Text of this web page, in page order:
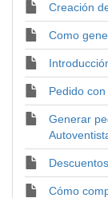
Creación
Como
Pedido
Generar
Cómo